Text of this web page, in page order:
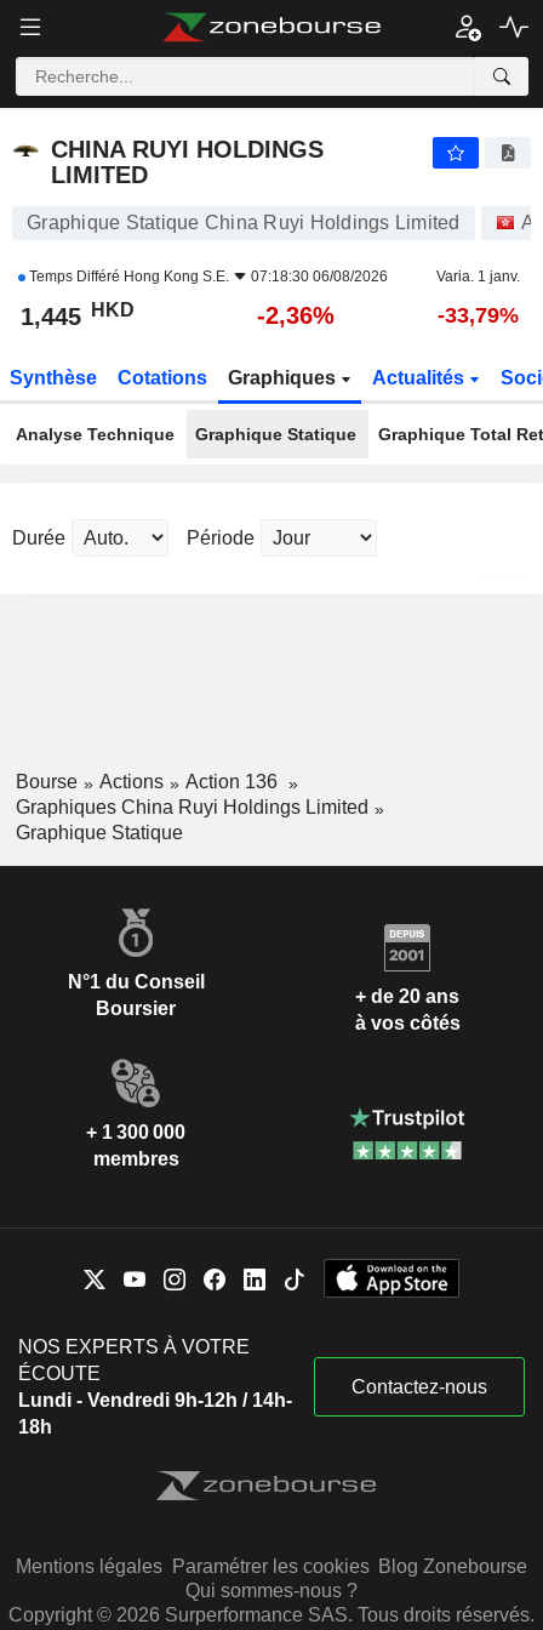
CHINA RUYI HOLDINGS
LIMITED
Graphique Statique China Ruyi Holdings Limited
Temps Différé Hong Kong S.E. 07:18:30 06/08/2026 Varia. 1 janv.
1,445 HKD -2,36% -33,79%
Synthèse Cotations Graphiques Actualités
Analyse Technique Graphique Statique Graphique Total
Durée Période
Bourse Actions
Action 136
Graphiques China Ruyi Holdings Limited
Graphique Statique
N°1 du Conseil
Boursier
+ de 20 ans
à vos côtés
+ 1 300 000
membres
NOS EXPERTS À VOTRE
ÉCOUTE
Lundi - Vendredi 9h-12h / 14h-
18h
Contactez-nous
Mentions légales Paramétrer les cookies Blog Zonebourse
Qui sommes-nous ?
Copyright © 2026 Surperformance SAS. Tous droits réservés.